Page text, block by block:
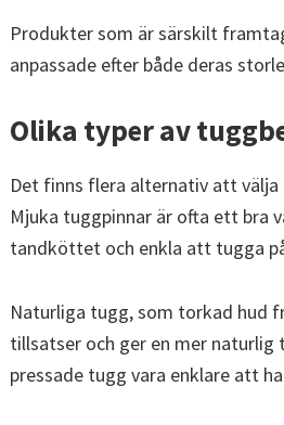
Produkter som är särskilt
anpassade efter både deras
Olika typer av
Det finns flera alternativ att välja
Mjuka tuggpinnar är ofta ett bra
tandköttet och enkla att tugga
Naturliga tugg, som torkad hud
tillsatser och ger en mer naturlig
pressade tugg vara enklare att